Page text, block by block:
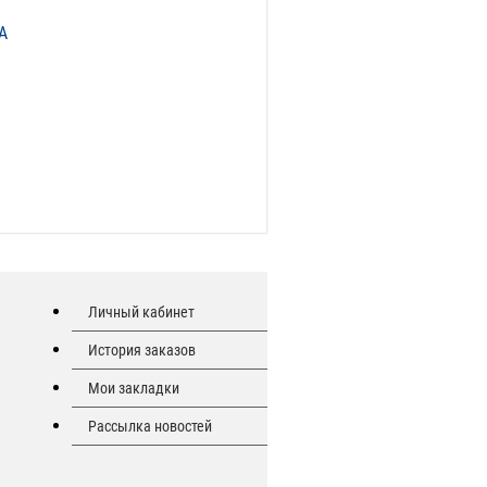
Личный кабинет
История заказов
Мои закладки
Рассылка новостей